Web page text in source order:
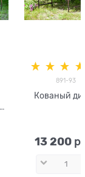
891-93
Кованый
13 200